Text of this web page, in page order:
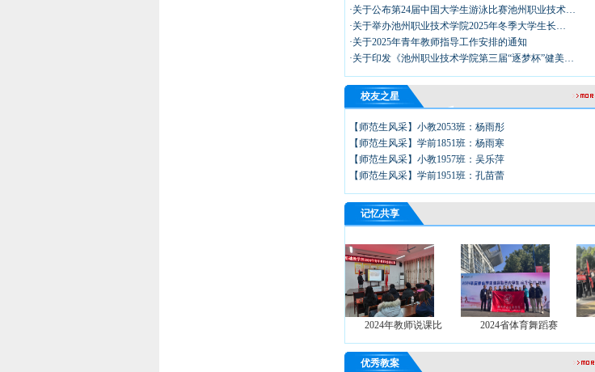
·关于公布第24届中国大学生游泳比赛池州职业技术…
·关于举办池州职业技术学院2025年冬季大学生长…
·关于2025年青年教师指导工作安排的通知
·关于印发《池州职业技术学院第三届“逐梦杯”健美…
校友之星
【师范生风采】小教2053班：杨雨彤
【师范生风采】学前1851班：杨雨寒
【师范生风采】小教1957班：吴乐萍
【师范生风采】学前1951班：孔苗蕾
记忆共享
2024年教师说课比 2024省体育舞蹈赛
优秀教案